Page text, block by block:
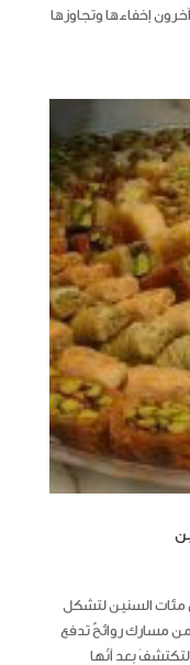
إخفاءها وتجاوزها
مئات السنين لتشكل
من مسارك روائحٌ تدفع
لتكتشفَ بعد أنّها